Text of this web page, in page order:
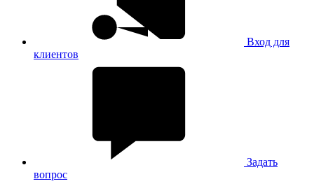
Вход для
клиентов
Задать
вопрос